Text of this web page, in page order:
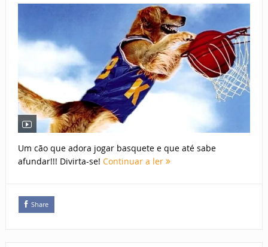
Um cão que adora jogar basquete e que até sabe
afundar!!! Divirta-se! Continuar a ler
Share